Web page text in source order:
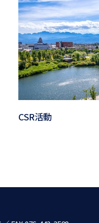
CSR活動